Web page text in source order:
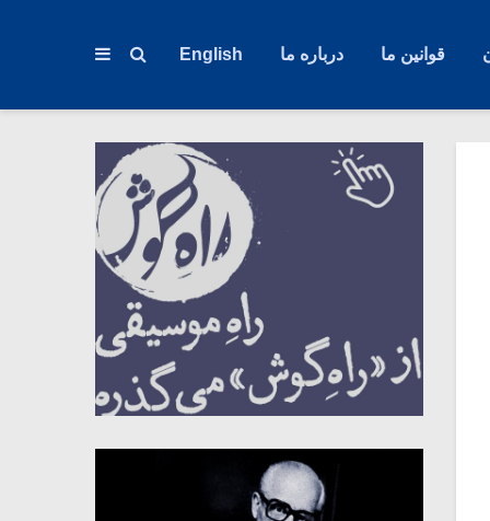
قوانین ما درباره ما English